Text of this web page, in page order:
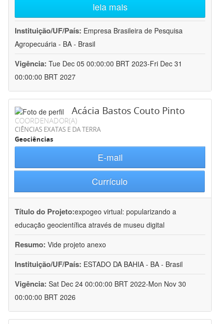
leia mais
Instituição/UF/País: Empresa Brasileira de Pesquisa
Agropecuária - BA - Brasil
Vigência: Tue Dec 05 00:00:00 BRT 2023-Fri Dec 31
00:00:00 BRT 2027
Acácia Bastos Couto Pinto
COORDENADOR(A)
CIÊNCIAS EXATAS E DA TERRA
Geociências
E-mail
Currículo
Título do Projeto:expogeo virtual: popularizando a
educação geocientífica através de museu digital
Resumo: Vide projeto anexo
Instituição/UF/País: ESTADO DA BAHIA - BA - Brasil
Vigência: Sat Dec 24 00:00:00 BRT 2022-Mon Nov 30
00:00:00 BRT 2026